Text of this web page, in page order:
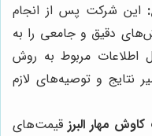
این شرکت پس از انجام
دقیق و جامعی را به
اطلاعات مربوط به روش
نتایج و توصیه‌های لازم
مهار البرزقیمت‌های